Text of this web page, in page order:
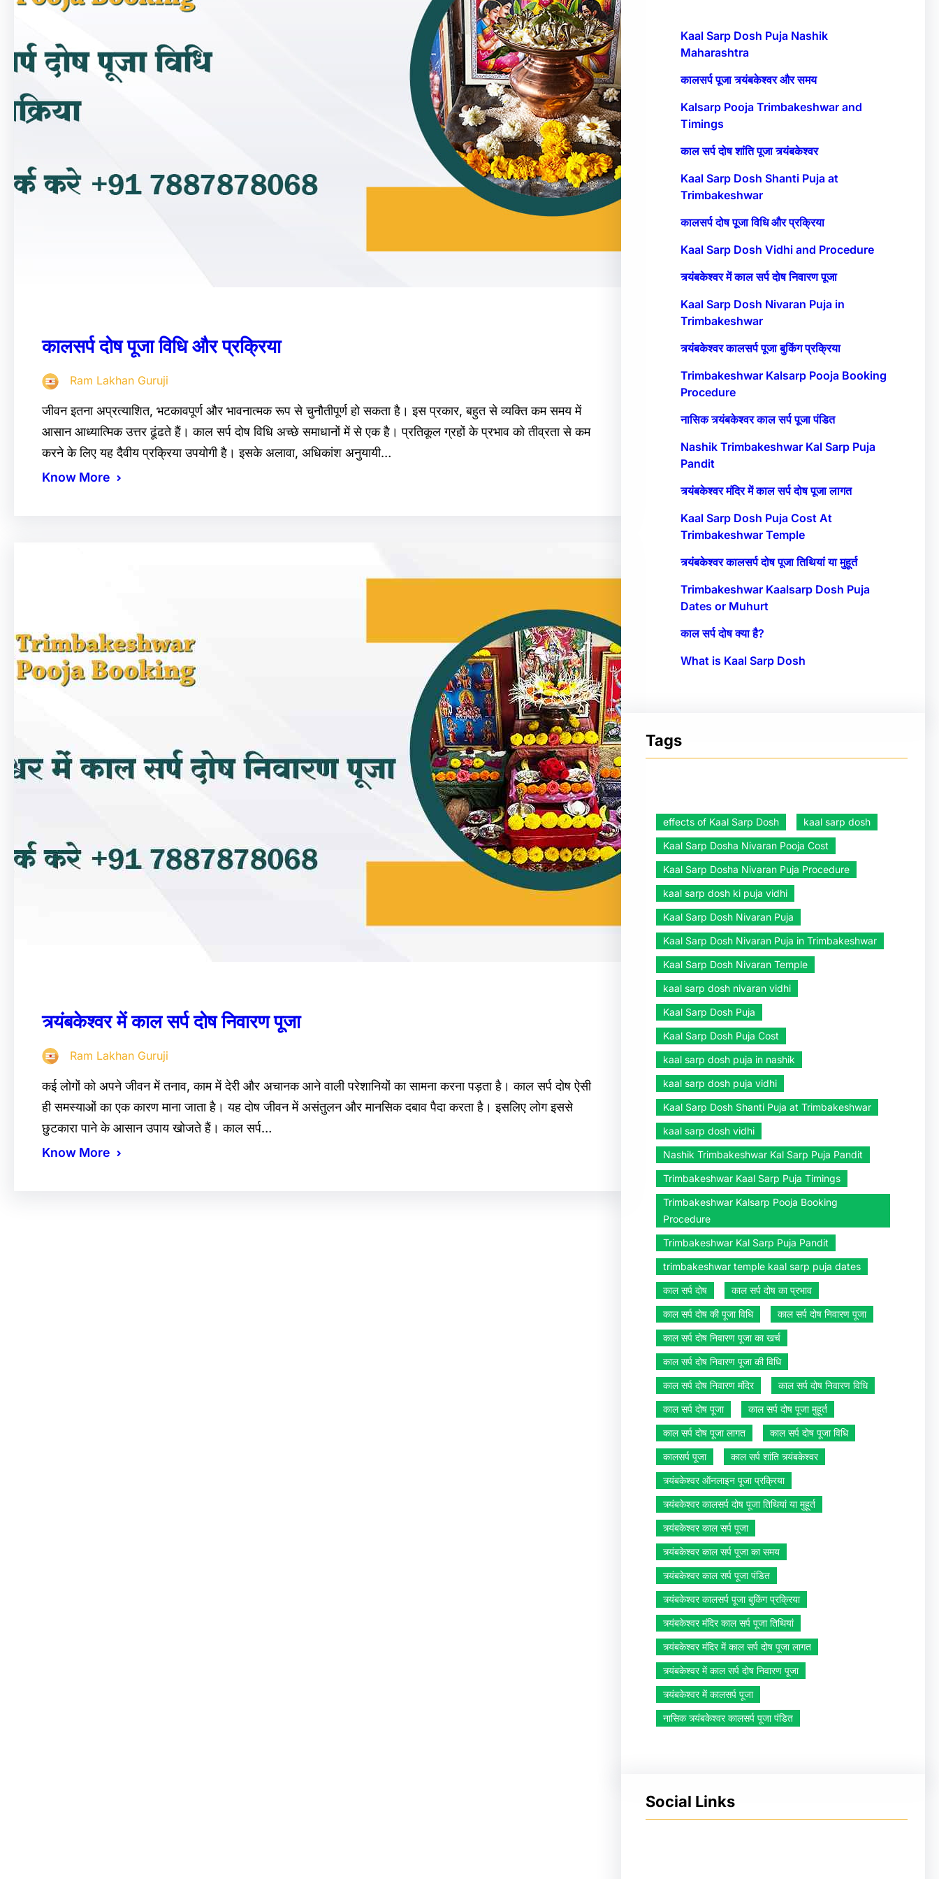
कालसर्प दोष पूजा विधि और प्रक्रिया
Ram Lakhan Guruji
जीवन इतना अप्रत्याशित, भटकावपूर्ण और भावनात्मक रूप से चुनौतीपूर्ण हो सकता है। इस प्रकार, बहुत से व्यक्ति कम समय में
आसान आध्यात्मिक उत्तर ढूंढते हैं। काल सर्प दोष विधि अच्छे समाधानों में से एक है। प्रतिकूल ग्रहों के प्रभाव को तीव्रता से कम
करने के लिए यह दैवीय प्रक्रिया उपयोगी है। इसके अलावा, अधिकांश अनुयायी…
Know More
त्र्यंबकेश्वर में काल सर्प दोष निवारण पूजा
Ram Lakhan Guruji
कई लोगों को अपने जीवन में तनाव, काम में देरी और अचानक आने वाली परेशानियों का सामना करना पड़ता है। काल सर्प दोष ऐसी
ही समस्याओं का एक कारण माना जाता है। यह दोष जीवन में असंतुलन और मानसिक दबाव पैदा करता है। इसलिए लोग इससे
छुटकारा पाने के आसान उपाय खोजते हैं। काल सर्प…
Know More
Kaal Sarp Dosh Puja Nashik
Maharashtra
कालसर्प पूजा त्र्यंबकेश्वर और समय
Kalsarp Pooja Trimbakeshwar and
Timings
काल सर्प दोष शांति पूजा त्र्यंबकेश्वर
Kaal Sarp Dosh Shanti Puja at
Trimbakeshwar
कालसर्प दोष पूजा विधि और प्रक्रिया
Kaal Sarp Dosh Vidhi and Procedure
त्र्यंबकेश्वर में काल सर्प दोष निवारण पूजा
Kaal Sarp Dosh Nivaran Puja in
Trimbakeshwar
त्र्यंबकेश्वर कालसर्प पूजा बुकिंग प्रक्रिया
Trimbakeshwar Kalsarp Pooja Booking
Procedure
नासिक त्र्यंबकेश्वर काल सर्प पूजा पंडित
Nashik Trimbakeshwar Kal Sarp Puja
Pandit
त्र्यंबकेश्वर मंदिर में काल सर्प दोष पूजा लागत
Kaal Sarp Dosh Puja Cost At
Trimbakeshwar Temple
त्र्यंबकेश्वर कालसर्प दोष पूजा तिथियां या मुहूर्त
Trimbakeshwar Kaalsarp Dosh Puja
Dates or Muhurt
काल सर्प दोष क्या है?
What is Kaal Sarp Dosh
Tags
effects of Kaal Sarp Dosh
kaal sarp dosh
Kaal Sarp Dosha Nivaran Pooja Cost
Kaal Sarp Dosha Nivaran Puja Procedure
kaal sarp dosh ki puja vidhi
Kaal Sarp Dosh Nivaran Puja
Kaal Sarp Dosh Nivaran Puja in Trimbakeshwar
Kaal Sarp Dosh Nivaran Temple
kaal sarp dosh nivaran vidhi
Kaal Sarp Dosh Puja
Kaal Sarp Dosh Puja Cost
kaal sarp dosh puja in nashik
kaal sarp dosh puja vidhi
Kaal Sarp Dosh Shanti Puja at Trimbakeshwar
kaal sarp dosh vidhi
Nashik Trimbakeshwar Kal Sarp Puja Pandit
Trimbakeshwar Kaal Sarp Puja Timings
Trimbakeshwar Kalsarp Pooja Booking
Procedure
Trimbakeshwar Kal Sarp Puja Pandit
trimbakeshwar temple kaal sarp puja dates
काल सर्प दोष
काल सर्प दोष का प्रभाव
काल सर्प दोष की पूजा विधि
काल सर्प दोष निवारण पूजा
काल सर्प दोष निवारण पूजा का खर्च
काल सर्प दोष निवारण पूजा की विधि
काल सर्प दोष निवारण मंदिर
काल सर्प दोष निवारण विधि
काल सर्प दोष पूजा
काल सर्प दोष पूजा मुहूर्त
काल सर्प दोष पूजा लागत
काल सर्प दोष पूजा विधि
कालसर्प पूजा
काल सर्प शांति त्र्यंबकेश्वर
त्र्यंबकेश्वर ऑनलाइन पूजा प्रक्रिया
त्र्यंबकेश्वर कालसर्प दोष पूजा तिथियां या मुहूर्त
त्र्यंबकेश्वर काल सर्प पूजा
त्र्यंबकेश्वर काल सर्प पूजा का समय
त्र्यंबकेश्वर काल सर्प पूजा पंडित
त्र्यंबकेश्वर कालसर्प पूजा बुकिंग प्रक्रिया
त्र्यंबकेश्वर मंदिर काल सर्प पूजा तिथियां
त्र्यंबकेश्वर मंदिर में काल सर्प दोष पूजा लागत
त्र्यंबकेश्वर में काल सर्प दोष निवारण पूजा
त्र्यंबकेश्वर में कालसर्प पूजा
नासिक त्र्यंबकेश्वर कालसर्प पूजा पंडित
Social Links